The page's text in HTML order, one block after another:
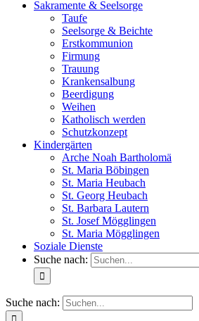
Sakramente & Seelsorge
Taufe
Seelsorge & Beichte
Erstkommunion
Firmung
Trauung
Krankensalbung
Beerdigung
Weihen
Katholisch werden
Schutzkonzept
Kindergärten
Arche Noah Bartholomä
St. Maria Böbingen
St. Maria Heubach
St. Georg Heubach
St. Barbara Lautern
St. Josef Mögglingen
St. Maria Mögglingen
Soziale Dienste
Suche nach:
Suche nach: